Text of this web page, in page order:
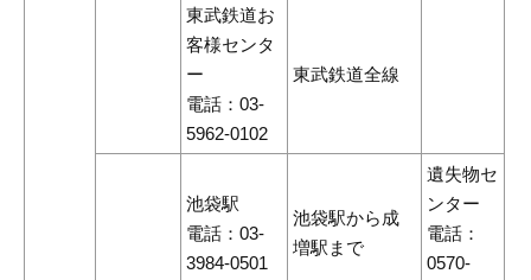
東武鉄道お
客様センタ
ー
電話：03-
5962-0102
東武鉄道全線
池袋駅
電話：03-
3984-0501
池袋駅から成
増駅まで
遺失物セ
ンター
電話：
0570-